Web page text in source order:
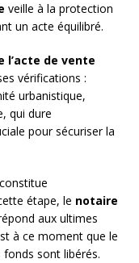
veille à la protection
un acte équilibré.
l’acte de vente
vérifications :
urbanistique,
qui dure
pour sécuriser la
constitue
étape, le notaire
aux ultimes
à ce moment que le
sont libérés.